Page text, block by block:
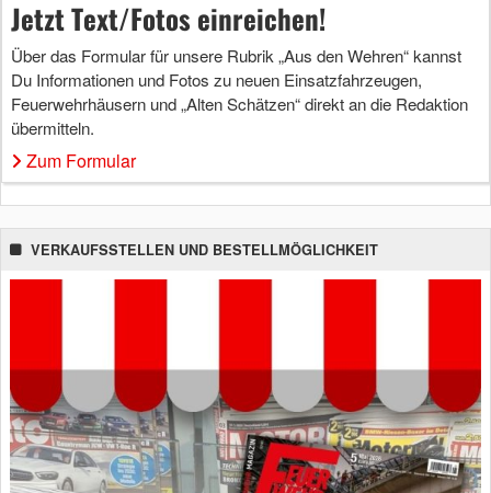
Jetzt Text/Fotos einreichen!
Über das Formular für unsere Rubrik „Aus den Wehren“ kannst
Du Informationen und Fotos zu neuen Einsatzfahrzeugen,
Feuerwehrhäusern und „Alten Schätzen“ direkt an die Redaktion
übermitteln.
Zum Formular
VERKAUFSSTELLEN UND BESTELLMÖGLICHKEIT